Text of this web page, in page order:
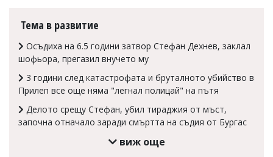
читателите
редакцията
отговорност
Ако
откриете
Тема в развитие
Осъдиха на 6.5 години затвор Стефан Дехнев, заклал
шофьора, прегазил внучето му
3 години след катастрофата и бруталното убийство в
Прилеп все още няма "легнал полицай" на пътя
Делото срещу Стефан, убил тираджия от мъст,
започна отначало заради смъртта на съдия от Бургас
виж още